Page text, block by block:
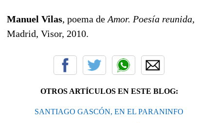
Manuel Vilas, poema de Amor. Poesía reunida,
Madrid, Visor, 2010.
OTROS ARTÍCULOS EN ESTE BLOG:
SANTIAGO GASCÓN, EN EL PARANINFO